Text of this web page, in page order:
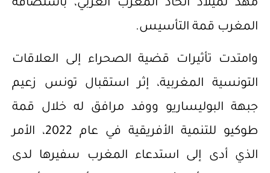
مهد لميلاد اتحاد المغرب العربي، باستضافة
المغرب قمة التأسيس.
وامتدت تأثيرات قضية الصحراء إلى العلاقات
التونسية المغربية، إثر استقبال تونس زعيم
جبهة البوليساريو ووفد مرافق له خلال قمة
طوكيو للتنمية الأفريقية في عام 2022، الأمر
الذي أدى إلى استدعاء المغرب سفيرها لدى